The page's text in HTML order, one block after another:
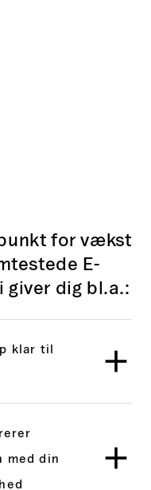
for vækst
E-
giver dig bl.a.:
klar til
med din